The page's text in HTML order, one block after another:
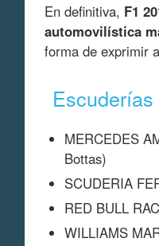
En definitiva, F1
automovilística
forma de exprimir
MERCEDES
Bottas)
SCUDERIA
RED BULL
WILLIAMS